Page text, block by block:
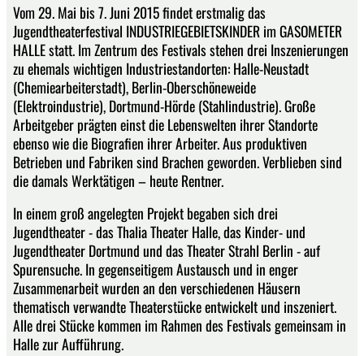
Vom 29. Mai bis 7. Juni 2015 findet erstmalig das
Jugendtheaterfestival INDUSTRIEGEBIETSKINDER im GASOMETER
HALLE statt. Im Zentrum des Festivals stehen drei Inszenierungen
zu ehemals wichtigen Industriestandorten: Halle-Neustadt
(Chemiearbeiterstadt), Berlin-Oberschöneweide
(Elektroindustrie), Dortmund-Hörde (Stahlindustrie). Große
Arbeitgeber prägten einst die Lebenswelten ihrer Standorte
ebenso wie die Biografien ihrer Arbeiter. Aus produktiven
Betrieben und Fabriken sind Brachen geworden. Verblieben sind
die damals Werktätigen – heute Rentner.
In einem groß angelegten Projekt begaben sich drei
Jugendtheater - das Thalia Theater Halle, das Kinder- und
Jugendtheater Dortmund und das Theater Strahl Berlin - auf
Spurensuche. In gegenseitigem Austausch und in enger
Zusammenarbeit wurden an den verschiedenen Häusern
thematisch verwandte Theaterstücke entwickelt und inszeniert.
Alle drei Stücke kommen im Rahmen des Festivals gemeinsam in
Halle zur Aufführung.